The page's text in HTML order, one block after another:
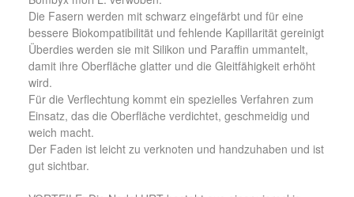
Die Fasern werden mit schwarz eingefärbt und für eine
bessere Biokompatibilität und fehlende Kapillarität gereinigt
Überdies werden sie mit Silikon und Paraffin ummantelt,
damit ihre Oberfläche glatter und die Gleitfähigkeit erhöht
wird.
Für die Verflechtung kommt ein spezielles Verfahren zum
Einsatz, das die Oberfläche verdichtet, geschmeidig und
weich macht.
Der Faden ist leicht zu verknoten und handzuhaben und ist
gut sichtbar.